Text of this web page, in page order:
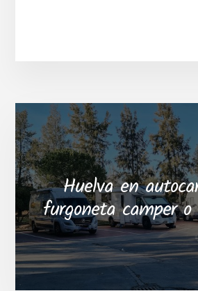
Huelva en
furgoneta camper o